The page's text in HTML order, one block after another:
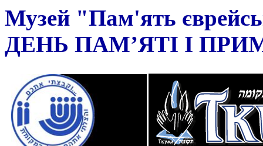
Музей "Пам'ять
ДЕНЬ ПАМ’ЯТІ І